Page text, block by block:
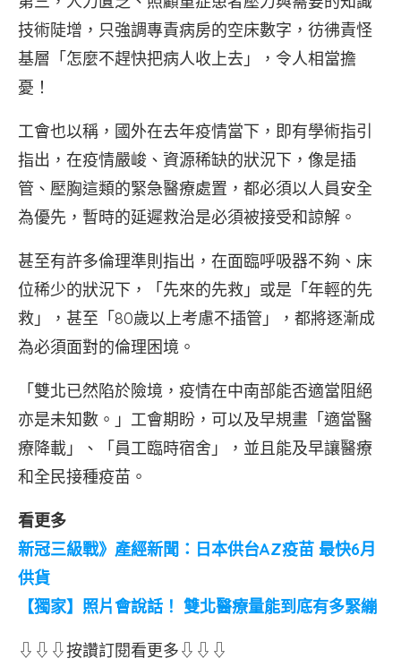
技術陡增，只強調專責病房的空床數字，彷彿責怪
基層「怎麼不趕快把病人收上去」，令人相當擔
憂！
工會也以稱，國外在去年疫情當下，即有學術指引
指出，在疫情嚴峻、資源稀缺的狀況下，像是插
管、壓胸這類的緊急醫療處置，都必須以人員安全
為優先，暫時的延遲救治是必須被接受和諒解。
甚至有許多倫理準則指出，在面臨呼吸器不夠、床
位稀少的狀況下，「先來的先救」或是「年輕的先
救」，甚至「80歲以上考慮不插管」，都將逐漸成
為必須面對的倫理困境。
「雙北已然陷於險境，疫情在中南部能否適當阻絕
亦是未知數。」工會期盼，可以及早規畫「適當醫
療降載」、「員工臨時宿舍」，並且能及早讓醫療
和全民接種疫苗。
看更多
新冠三級戰》產經新聞：日本供台AZ疫苗 最快6月
供貨
【獨家】照片會說話！ 雙北醫療量能到底有多緊繃
⇩⇩⇩按讚訂閱看更多⇩⇩⇩